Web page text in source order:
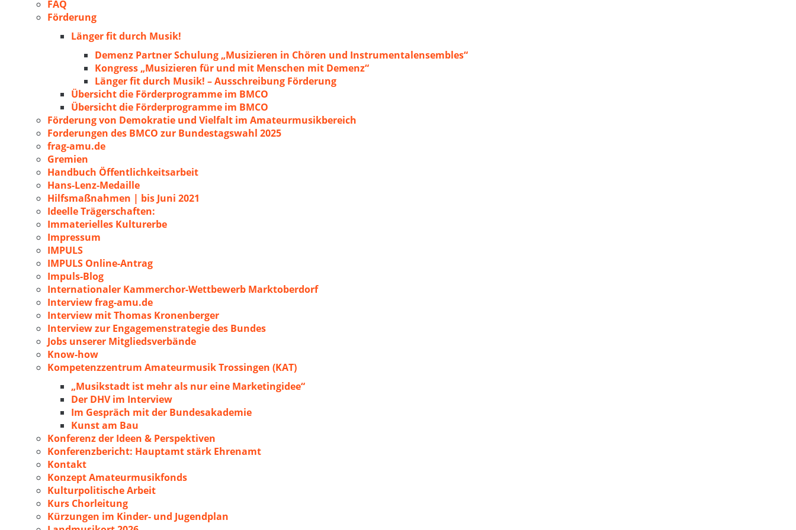
FAQ
Förderung
Länger fit durch Musik!
Demenz Partner Schulung „Musizieren in Chören und Instrumentalensembles“
Kongress „Musizieren für und mit Menschen mit Demenz“
Länger fit durch Musik! – Ausschreibung Förderung
Übersicht die Förderprogramme im BMCO
Übersicht die Förderprogramme im BMCO
Förderung von Demokratie und Vielfalt im Amateurmusikbereich
Forderungen des BMCO zur Bundestagswahl 2025
frag-amu.de
Gremien
Handbuch Öffentlichkeitsarbeit
Hans-Lenz-Medaille
Hilfsmaßnahmen | bis Juni 2021
Ideelle Trägerschaften:
Immaterielles Kulturerbe
Impressum
IMPULS
IMPULS Online-Antrag
Impuls-Blog
Internationaler Kammerchor-Wettbewerb Marktoberdorf
Interview frag-amu.de
Interview mit Thomas Kronenberger
Interview zur Engagemenstrategie des Bundes
Jobs unserer Mitgliedsverbände
Know-how
Kompetenzzentrum Amateurmusik Trossingen (KAT)
„Musikstadt ist mehr als nur eine Marketingidee“
Der DHV im Interview
Im Gespräch mit der Bundesakademie
Kunst am Bau
Konferenz der Ideen & Perspektiven
Konferenzbericht: Hauptamt stärk Ehrenamt
Kontakt
Konzept Amateurmusikfonds
Kulturpolitische Arbeit
Kurs Chorleitung
Kürzungen im Kinder- und Jugendplan